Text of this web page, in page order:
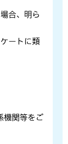
合、明ら
ートに類
機関等をご